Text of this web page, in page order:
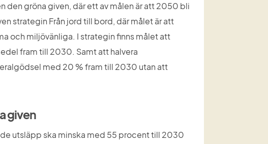
den gröna given, där ett av målen är att 2050 bli
strategin Från jord till bord, där målet är att
och miljövänliga. I strategin finns målet att
fram till 2030. Samt att halvera
med 20 % fram till 2030 utan att
given
utsläpp ska minska med 55 procent till 2030